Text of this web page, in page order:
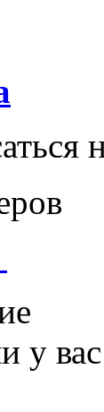
у